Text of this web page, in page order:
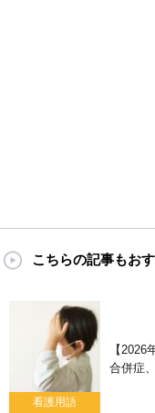
こちらの記事もお
看護用語
【
合併症